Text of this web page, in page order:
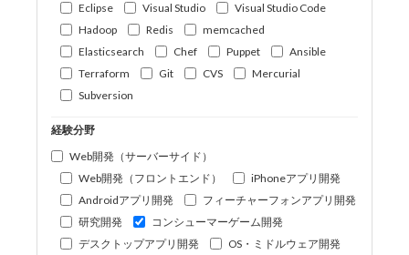
Eclipse
Visual Studio
Visual Studio Code
Hadoop
Redis
memcached
Elasticsearch
Chef Puppet
Ansible
Terraform
Git CVS
Mercurial
Subversion
経験分野
Web開発（サーバーサイド）
Web開発（フロントエンド）
iPhoneアプリ開発
Androidアプリ開発
フィーチャーフォンアプリ開発
研究開発
コンシューマーゲーム開発
デスクトップアプリ開発
OS・ミドルウェア開発